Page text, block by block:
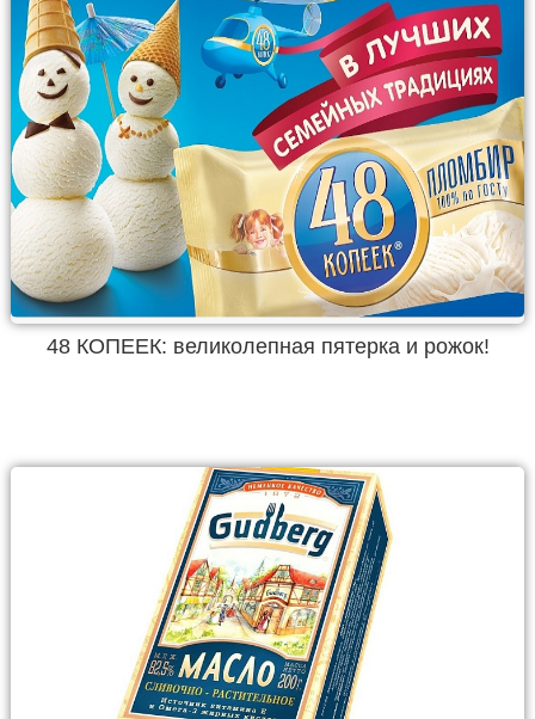
48 КОПЕЕК: великолепная пятерка и рожок!